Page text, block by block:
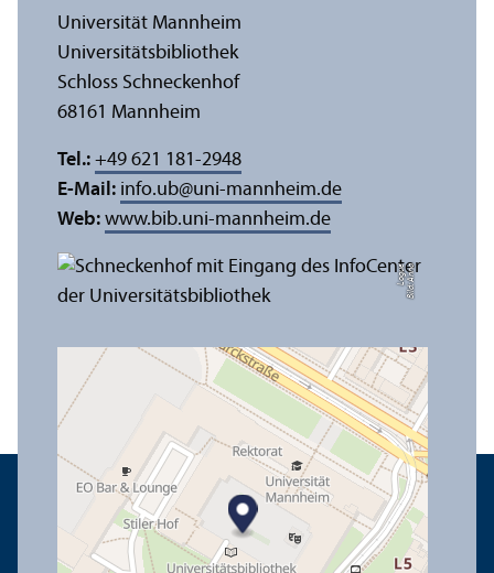
Bil
d:
A
n
n
a
L
o
g
u
e
Universität Mannheim
Universitäts­bibliothek
Schloss Schneckenhof
68161 Mannheim
Tel.: +49 621 181-2948
E-Mail: info.ub@uni-mannheim.de
Web: www.bib.uni-mannheim.de